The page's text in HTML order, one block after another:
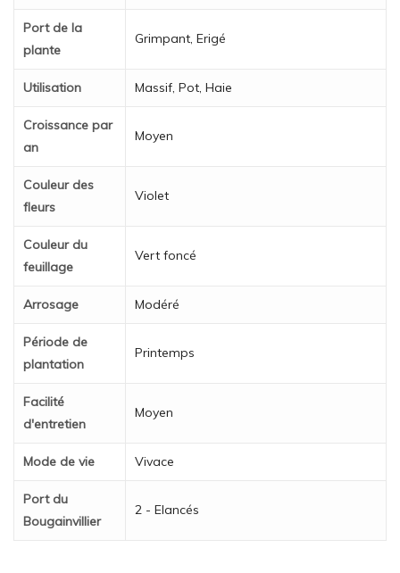
Port de la
plante
Grimpant, Erigé
Utilisation Massif, Pot, Haie
Croissance par
an
Moyen
Couleur des
fleurs
Violet
Couleur du
feuillage
Vert foncé
Arrosage Modéré
Période de
plantation
Printemps
Facilité
d'entretien
Moyen
Mode de vie Vivace
Port du
Bougainvillier
2 - Elancés